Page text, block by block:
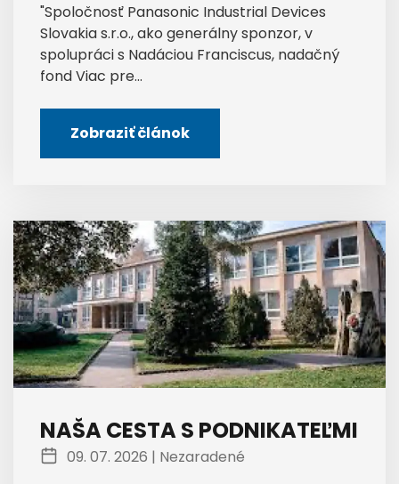
"Spoločnosť Panasonic Industrial Devices
Slovakia s.r.o., ako generálny sponzor, v
spolupráci s Nadáciou Franciscus, nadačný
fond Viac pre...
Zobraziť článok
NAŠA CESTA S PODNIKATEĽMI
09. 07. 2026 | Nezaradené